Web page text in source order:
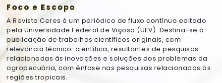
Foco e Escopo
ARevista Ceresé um periódico de fluxo contínuo editado
pela Universidade Federal de Viçosa (UFV). Destina-se à
publicação de trabalhos científicos originais, com
relevância técnico-científica, resultantes de pesquisas
relacionadas às inovações e soluções dos problemas da
agropecuária, com ênfase nas pesquisas relacionadas às
regiões tropicais.